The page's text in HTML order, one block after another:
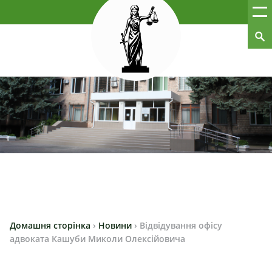
Домашня сторінка › Новини › Відвідування офісу
адвоката Кашуби Миколи Олексійовича